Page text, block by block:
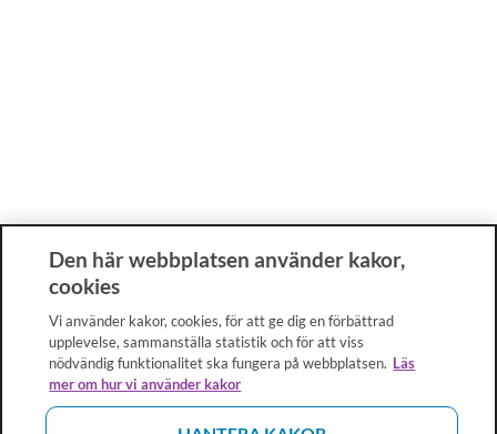
Den här webbplatsen använder kakor,
cookies
Vi använder kakor, cookies, för att ge dig en förbättrad
upplevelse, sammanställa statistik och för att viss
nödvändig funktionalitet ska fungera på webbplatsen. Läs
mer om hur vi använder kakor